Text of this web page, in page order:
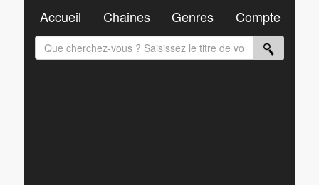
Accueil Chaines Genres Compte